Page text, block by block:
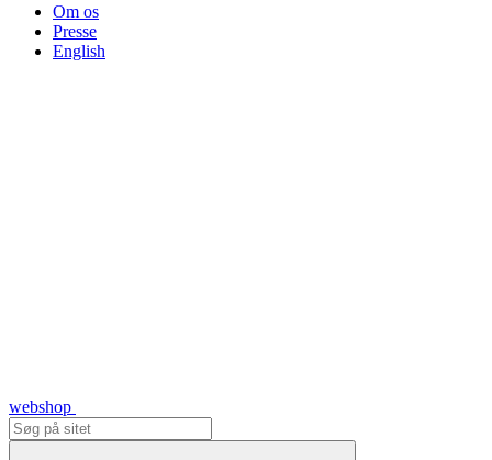
Om os
Presse
English
webshop